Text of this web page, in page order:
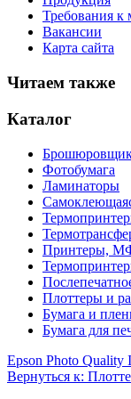
Требования к
Вакансии
Карта сайта
Читаем также
Каталог
Фотобумага
Ламинаторы
Принтеры,
Плоттеры и
Бумага и
Бумага для
Epson Photo Quality
Вернуться к: